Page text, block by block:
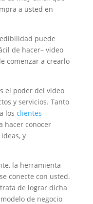
a usted en
puede
de hacer– video
comenzar a crearlo
el poder del video
y servicios. Tanto
los clientes
hacer conocer
y
la herramienta
conecte con usted.
de lograr dicha
modelo de negocio